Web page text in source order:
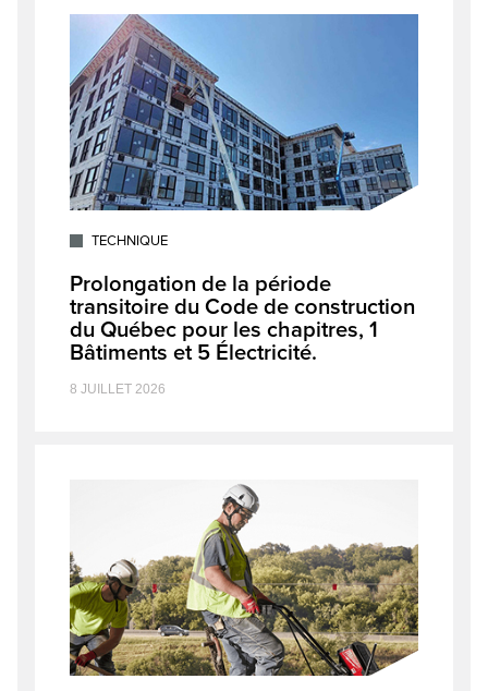
TECHNIQUE
Prolongation de la période
transitoire du Code de construction
du Québec pour les chapitres, 1
Bâtiments et 5 Électricité.
8 JUILLET 2026